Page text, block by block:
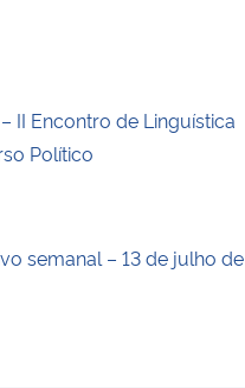
II Encontro de Linguística
Político
semanal – 13 de julho de